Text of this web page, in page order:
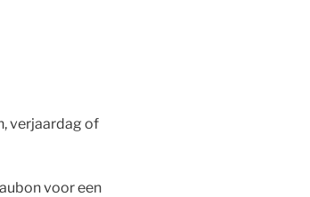
verjaardag of
voor een